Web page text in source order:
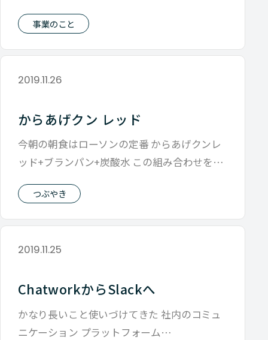
事業のこと
2019.11.26
からあげクン レッド
今朝の朝食はローソンの定番 からあげクンレ
ッド+ブランパン+炭酸水 この組み合わせを見
つぶやき
2019.11.25
ChatworkからSlackへ
かなり長いこと使いづけてきた 社内のコミュ
ニケーション プラットフォーム